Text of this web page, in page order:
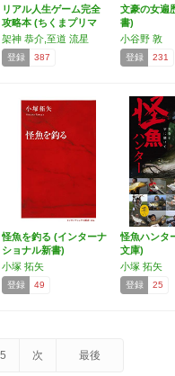
リアル人生ゲーム完全
攻略本 (ちくまプリマ
ー…
架神 恭介,至道 流星
登録 387
文豪の女遍
書)
小谷野 敦
登録 231
怪魚を釣る (インターナ
ショナル新書)
小塚 拓矢
登録 49
怪魚ハンタ
文庫)
小塚 拓矢
登録 25
5 次 最後